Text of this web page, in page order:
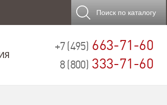
Поиск по каталогу
+7 (495) 663-71-60
8 (800) 333-71-60